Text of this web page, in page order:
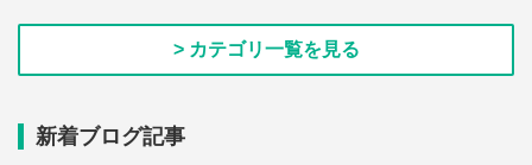
> カテゴリ一覧を見る
新着ブログ記事